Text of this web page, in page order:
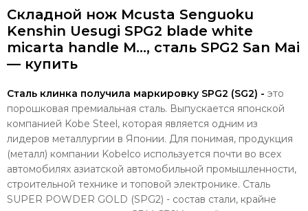
Складной нож Mcusta Senguoku
Kenshin Uesugi SPG2 blade white
micarta handle M..., сталь SPG2 San Mai
— купить
Сталь клинка получила маркировку SPG2 (SG2) - это
порошковая премиальная сталь. Выпускается японской
компанией Kobe Steel, которая является одним из
лидеров металлургии в Японии. Для понимая, продукция
(металл) компании Kobelco используется почти во всех
автомобилях азиатской автомобильной промышленности,
строительной технике и топовой электронике. Сталь
SUPER POWDER GOLD (SPG2) - состав стали, крайне